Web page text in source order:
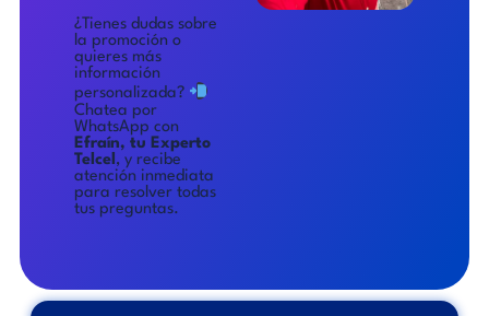
¿Tienes dudas sobre
la promoción o
quieres más
información
personalizada?
Chatea por
WhatsApp con
Efraín, tu Experto
Telcel , y recibe
atención inmediata
para resolver todas
tus preguntas.